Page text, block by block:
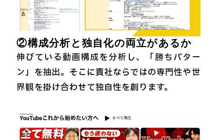
②構成分析と独自化の両立があるか
伸びている動画構成を分析し、「勝ちパター
ン」を抽出。そこに貴社ならではの専門性や世
界観を掛け合わせて独自性を創ります。